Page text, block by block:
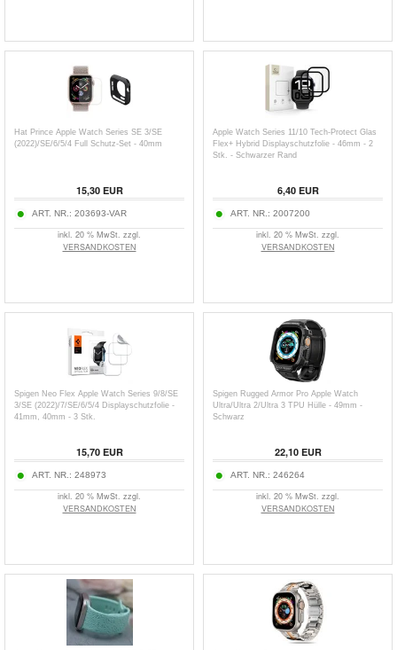
Hat Prince Apple Watch Series SE 3/SE
(2022)/SE/6/5/4 Full Schutz-Set - 40mm
15,30EUR
ART. NR.: 203693-VAR
inkl. 20 % MwSt. zzgl.
VERSANDKOSTEN
Apple Watch Series 11/10 Tech-Protect Glas
Flex+ Hybrid Displayschutzfolie - 46mm - 2
Stk. - Schwarzer Rand
6,40EUR
ART. NR.: 2007200
inkl. 20 % MwSt. zzgl.
VERSANDKOSTEN
Spigen Neo Flex Apple Watch Series 9/8/SE
3/SE (2022)/7/SE/6/5/4 Displayschutzfolie -
41mm, 40mm - 3 Stk.
15,70EUR
ART. NR.: 248973
inkl. 20 % MwSt. zzgl.
VERSANDKOSTEN
Spigen Rugged Armor Pro Apple Watch
Ultra/Ultra 2/Ultra 3 TPU Hülle - 49mm -
Schwarz
22,10EUR
ART. NR.: 246264
inkl. 20 % MwSt. zzgl.
VERSANDKOSTEN